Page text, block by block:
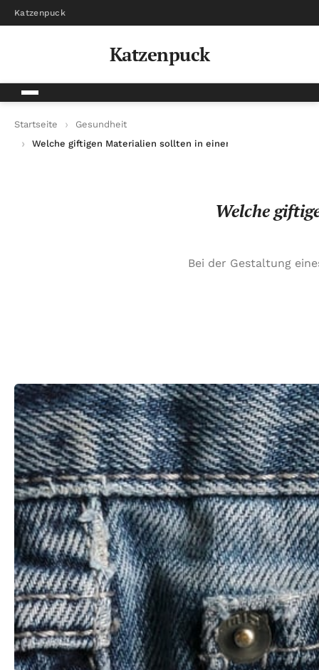
Katzenpuck
Katzenpuck
Startseite
Gesundheit
Welche giftigen Materialien sollten in einem Katzenpuck
Welche
Bei der Gestaltung